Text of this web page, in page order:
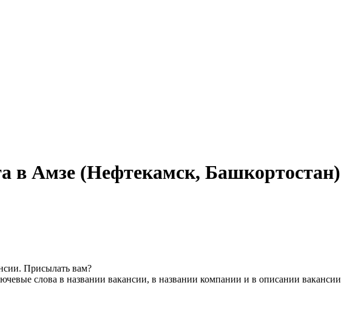
в Амзе (Нефтекамск, Башкортостан)
Присылать вам?
слова в названии вакансии, в названии компании и в описании вакансии